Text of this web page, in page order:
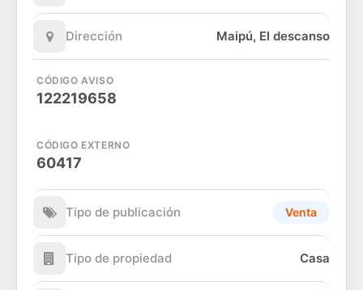
Dirección Maipú, El descanso
CÓDIGO AVISO
122219658
CÓDIGO EXTERNO
60417
Tipo de publicación Venta
Tipo de propiedad Casa